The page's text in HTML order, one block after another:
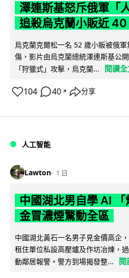
澤連斯基怒斥俄軍「
追殺烏克蘭小販近
烏克蘭克爾松一名 52 歲小販被俄
傷，影片由烏克蘭總統澤連斯基公
「狩獵式」攻擊，烏克蘭...
閱讀
104 40 ↗ 分享
人工智能
Lawton 1 日
中國湖北男自學 AI
金冒濃煙驚動全區
中國湖北黃石一名男子見金價高企
租住單位私設高壓爐及作坊冶煉，
動鄰居報警。警方到場揭發整...